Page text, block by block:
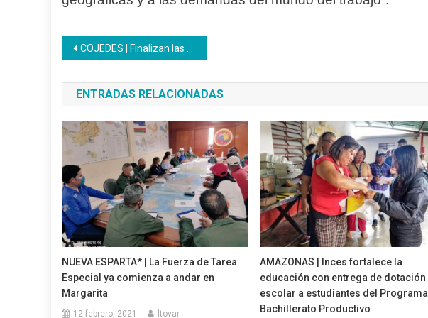
Navegación
de
entradas
COJEDES | Finalizan las unidades curriculares Estrategias y Medios de Enseñanza e Introducción a la Pedagogía
ENTRADAS RELACIONADAS
NUEVA ESPARTA* | La Fuerza de Tarea
Especial ya comienza a andar en
Margarita
12 febrero, 2021 ltovar
AMAZONAS | Inces fortalece la
educación con entrega de dotación
escolar a estudiantes del Programa
Bachillerato Productivo